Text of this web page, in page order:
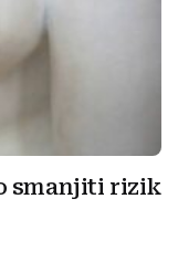
smanjiti rizik